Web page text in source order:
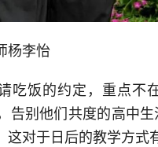
杨李怡
吃饭的约定，重点不
告别他们共度的高中
对于日后的教学方式